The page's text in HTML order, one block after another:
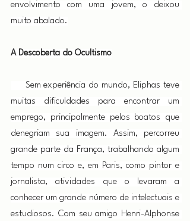
envolvimento com uma jovem, o deixou
muito abalado.
A Descoberta do Ocultismo
Sem experiência do mundo, Eliphas teve
muitas dificuldades para encontrar um
emprego, principalmente pelos boatos que
denegriam sua imagem. Assim, percorreu
grande parte da França, trabalhando algum
tempo num circo e, em Paris, como pintor e
jornalista, atividades que o levaram a
conhecer um grande número de intelectuais e
estudiosos. Com seu amigo Henri-Alphonse